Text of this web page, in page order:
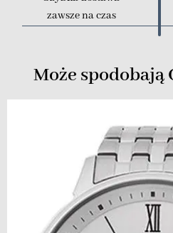
zawsze na czas
Może spodobają